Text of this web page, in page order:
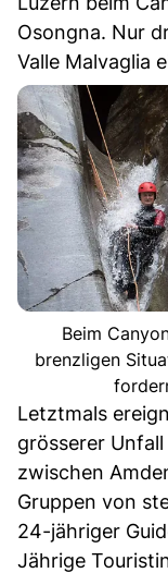
Osongna. Nur
Valle Malvaglia
Beim
brenzligen
Letztmals
grösserer
zwischen
Gruppen von
24-jähriger
Jährige